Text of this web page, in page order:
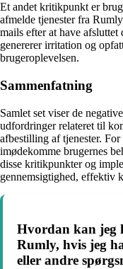
Et andet kritikpunkt er
afmelde tjenester fra
mails efter at have
genererer irritation og
brugeroplevelsen.
Sammenfatning
Samlet set viser de
udfordringer relateret til
afbestilling af tjenester.
imødekomme brugernes
disse kritikpunkter og
gennemsigtighed, effektiv
Hvordan kan jeg
Rumly, hvis jeg
eller andre